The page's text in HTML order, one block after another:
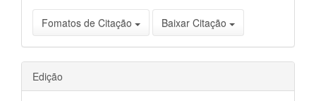
Fomatos de Citação Baixar Citação
Edição